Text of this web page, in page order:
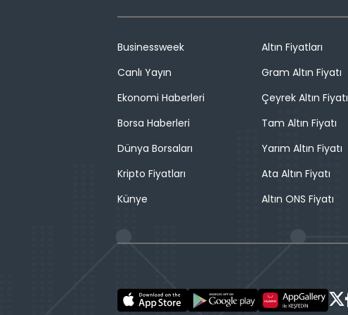
Businessweek
Canlı Yayın
Ekonomi Haberleri
Borsa Haberleri
Dünya Borsaları
Kripto Fiyatları
Künye
Altın Fiyatları
Gram Altın Fiyatı
Çeyrek Altın Fiyatı
Tam Altın Fiyatı
Yarım Altın Fiyatı
Ata Altın Fiyatı
Altın ONS Fiyatı